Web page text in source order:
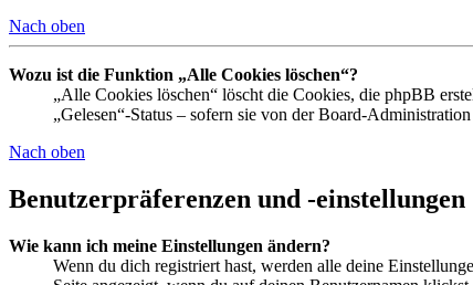
Nach oben
Wozu ist die Funktion „Alle Cookies löschen“?
„Alle Cookies löschen“ löscht die Cookies, die phpBB
„Gelesen“-Status – sofern sie von der Board-
Nach oben
Benutzerpräferenzen und -einstellungen
Wie kann ich meine Einstellungen ändern?
Wenn du dich registriert hast, werden alle deine